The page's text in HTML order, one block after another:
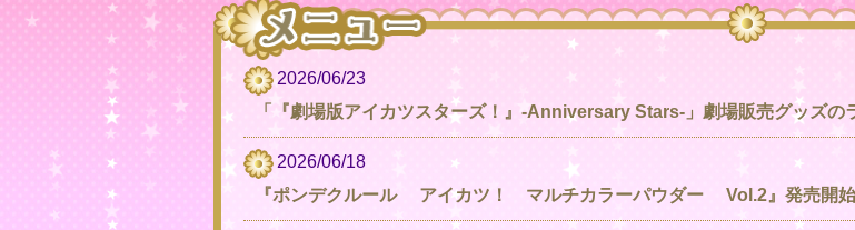
2026/06/23
「『劇場版アイカツスターズ！』-Anniversary Stars-」劇場販売グッズの
2026/06/18
『ポンデクルール アイカツ！ マルチカラーパウダー Vol.2』発売開始